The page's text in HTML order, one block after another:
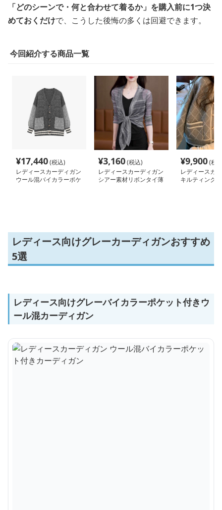
「どのシーンで・何と合わせて着るか」を購入前に1つ決
めておくだけで、こうした後悔の多くは回避できます。
今回紹介する商品一覧
¥17,440(税込)
レディースカーディガン
ウール混バイカラーポケ
¥3,160(税込)
レディースカーディガン
シアー素材リボンタイ薄
¥9,900(税
レディースカ
キルティング
レディース向けグレーカーディガンおすすめ
5選
レディース向けグレーバイカラーポケット付きウ
ール混カーディガン